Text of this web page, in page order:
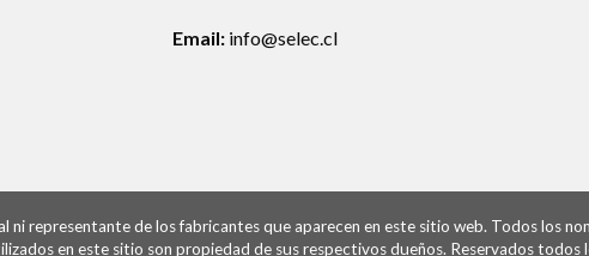
Email: info@selec.cl
ni representante de los fabricantes que aparecen en este sitio web. Todos los
en este sitio son propiedad de sus respectivos dueños. Reservados todos